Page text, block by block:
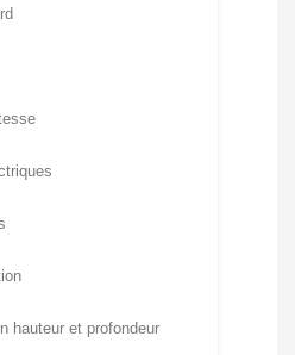
hauteur et profondeur